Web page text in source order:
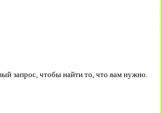
запрос, чтобы найти то, что вам нужно.